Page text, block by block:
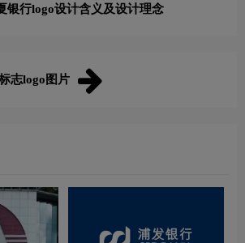
银行logo设计含义及设计理念
志logo图片